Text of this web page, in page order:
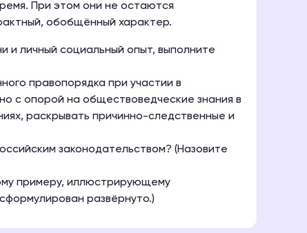
При этом они не остаются
обобщённый характер.
и личный социальный опыт, выполните
правопорядка при участии в
с опорой на обществоведческие знания в
раскрывать причинно-следственные и
законодательством? (Назовите
примеру, иллюстрирующему
развёрнуто.)